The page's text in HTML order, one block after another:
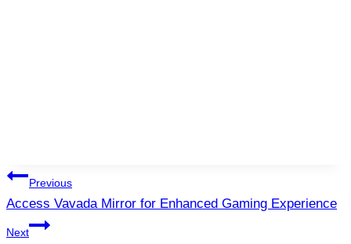
Post
navigation
Previous
Access Vavada Mirror for Enhanced Gaming Experience
Next